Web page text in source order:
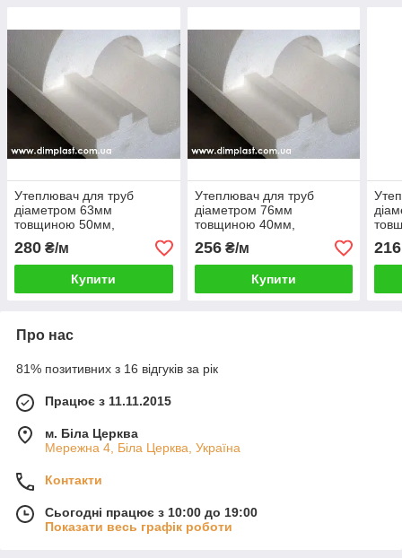
Утеплювач для труб
діаметром 63мм
товщиною 50мм,
пінопласт ПСБ-С-35
280 ₴/м
Купити
Утеплювач для труб
діаметром 76мм
товщиною 40мм,
пінопласт ПСБ-С-35
256₴/м
Купити
216
Про нас
81% позитивних з 16 відгуків за рік
Працює з 11.11.2015
м. Біла Церква
Мережна 4, Біла Церква, Україна
Контакти
Сьогодні працює з 10:00 до 19:00
Показати весь графік роботи